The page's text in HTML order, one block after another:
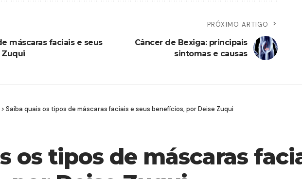
máscaras faciais e seus
Zuqui
PRÓXIMO ARTIGO
Câncer de Bexiga: principais
sintomas e causas
> Saiba quais os tipos de máscaras faciais e seus benefícios, por Deise Zuqui
os tipos de máscaras